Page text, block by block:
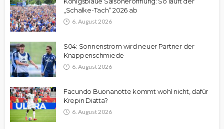
„Schalke-Tach“ 2026 ab
6. August 2026
S04: Sonnenstrom wird neuer Partner der
Knappenschmiede
6. August 2026
Facundo Buonanotte kommt wohl nicht, dafür
Krepin Diatta?
6. August 2026